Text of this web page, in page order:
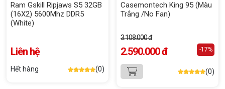
Ram Gskill Ripjaws S5 32GB
(16X2) 5600Mhz DDR5
(White)
Liên hệ
Hết hàng (0)
Casemontech King 95 (Màu
Trắng /No Fan)
3.108.000 đ
2.590.000 đ -17%
(0)